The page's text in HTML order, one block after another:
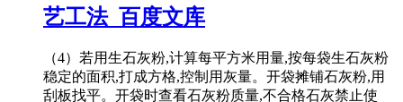
艺工法_百度文库
（4）若用生石灰粉,计算每平方米用量,按每袋生石灰粉
稳定的面积,打成方格,控制用灰量。开袋摊铺石灰粉,用
刮板找平。开袋时查看石灰粉质量,不合格石灰禁止使